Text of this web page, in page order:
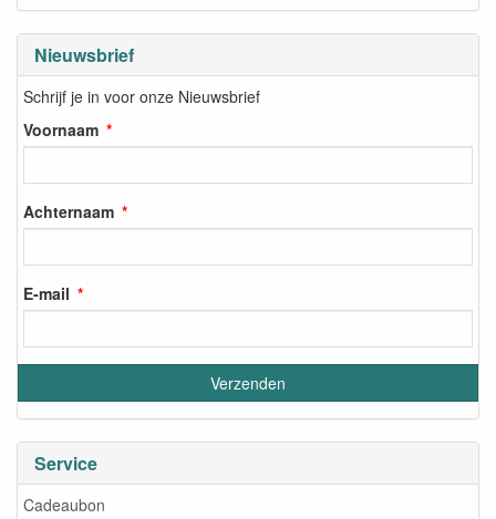
Nieuwsbrief
Schrijf je in voor onze Nieuwsbrief
Voornaam
Achternaam
E-mail
Service
Cadeaubon